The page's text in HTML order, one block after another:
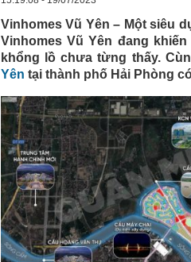
Vinhomes Vũ Yên – Một siêu
Vinhomes Vũ Yên đang
khổng lồ chưa từng thấy.
Yên tại thành phố Hải Phòng